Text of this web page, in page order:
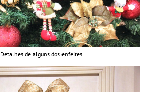
Detalhes de alguns dos enfeites